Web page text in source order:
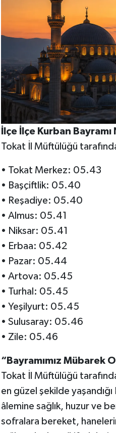
İlçe İlçe Kurban
Tokat İl Müftülüğü
• Tokat Merkez: 05.43
• Başçiftlik: 05.40
• Reşadiye: 05.40
• Almus: 05.41
• Niksar: 05.41
• Erbaa: 05.42
• Pazar: 05.44
• Artova: 05.45
• Turhal: 05.45
• Yeşilyurt: 05.45
• Sulusaray: 05.46
• Zile: 05.46
“Bayramımız Mübarek
Tokat İl Müftülüğü
en güzel şekilde
âlemine sağlık, huzur ve
sofralara bereket,